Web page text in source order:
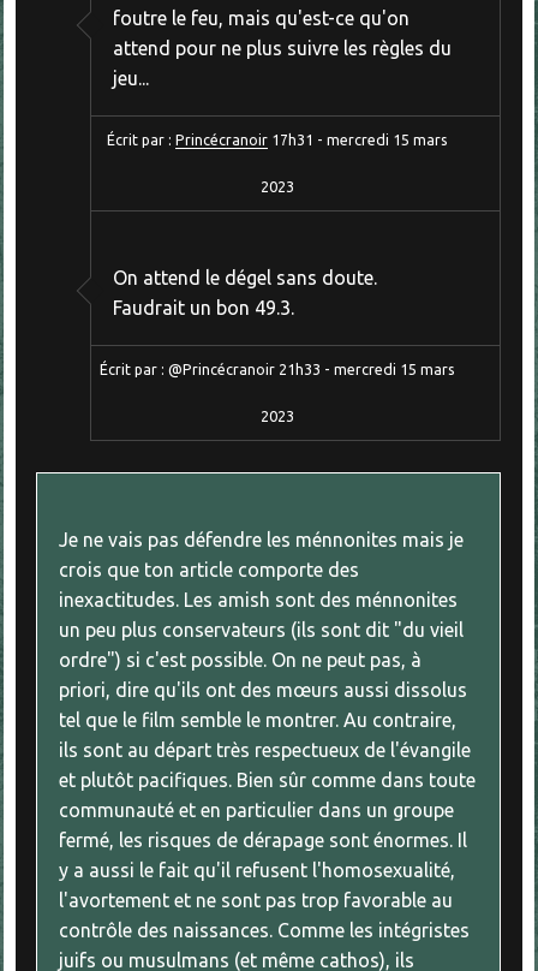
foutre le feu, mais qu'est-ce qu'on
attend pour ne plus suivre les règles du
jeu...
Écrit par : Princécranoir 17h31 - mercredi 15 mars
2023
On attend le dégel sans doute.
Faudrait un bon 49.3.
Écrit par : @Princécranoir 21h33 - mercredi 15 mars
2023
Je ne vais pas défendre les ménnonites mais je
crois que ton article comporte des
inexactitudes. Les amish sont des ménnonites
un peu plus conservateurs (ils sont dit "du vieil
ordre") si c'est possible. On ne peut pas, à
priori, dire qu'ils ont des mœurs aussi dissolus
tel que le film semble le montrer. Au contraire,
ils sont au départ très respectueux de l'évangile
et plutôt pacifiques. Bien sûr comme dans toute
communauté et en particulier dans un groupe
fermé, les risques de dérapage sont énormes. Il
y a aussi le fait qu'il refusent l'homosexualité,
l'avortement et ne sont pas trop favorable au
contrôle des naissances. Comme les intégristes
juifs ou musulmans (et même cathos), ils